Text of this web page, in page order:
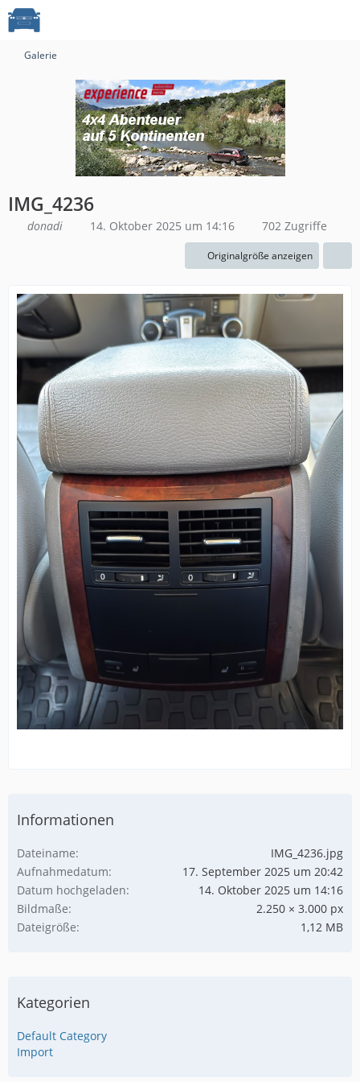
Galerie
IMG_4236
donadi 14. Oktober 2025 um 14:16 702 Zugriffe
Originalgröße anzeigen
Informationen
Dateiname
IMG_4236.jpg
Aufnahmedatum
17. September 2025 um 20:42
Datum hochgeladen
14. Oktober 2025 um 14:16
Bildmaße
2.250 × 3.000 px
Dateigröße
1,12 MB
Kategorien
Default Category
Import